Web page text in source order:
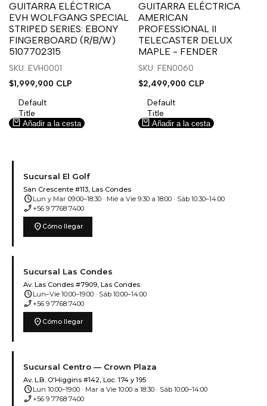
para
usar
la
lista
deseos.
para
usar
Compare
GUITARRA ELÉCTRICA
EVH WOLFGANG SPECIAL
STRIPED SERIES: EBONY
FINGERBOARD (R/B/W)
5107702315
SKU: EVH0001
Precio
venta
$1,999,900 CLP
Default
Title
Añadir a la cesta
para
usar
la
lista
deseos.
para
usar
Compare
GUITARRA ELÉCTRICA
AMERICAN
PROFESSIONAL II
TELECASTER DELUX
MAPLE - FENDER
SKU: FEN0060
Precio
venta
$2,499,900 CLP
Default
Title
Añadir a la cesta
Sucursal El Golf
San Crescente #113, Las Condes
scheduleLun y Mar 09:00–18:30 · Mié a Vie 9:30 a 18:00 · Sáb 10:30–14:00
phone_enabled +56 9 7768 7400
location_on Cómo llegar
Sucursal Las Condes
Av. Las Condes #7909, Las Condes
scheduleLun–Vie 10:00–19:00 · Sáb 10:00–14:00
phone_enabled +56 9 7768 7400
location_on Cómo llegar
Sucursal Centro — Crown Plaza
Av. L.B. O'Higgins #142, Loc. 174 y 195
scheduleLun 10:00–19:00 · Mar a Vie 10:00 a 18:30 · Sáb 10:00–14:00
phone_enabled +56 9 7768 7400